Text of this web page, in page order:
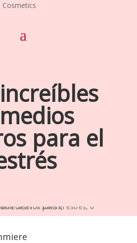
para el